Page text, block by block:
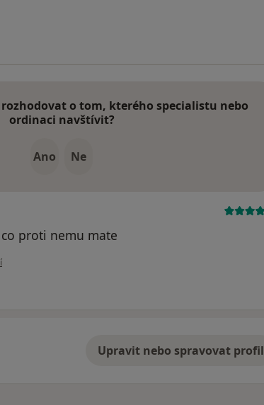
Váš účet byl odstraněn
o tom, kterého specialistu nebo
ordinaci navštívit?
Ano Ne
proti nemu mate
Pacient
Upravit nebo spravovat profil